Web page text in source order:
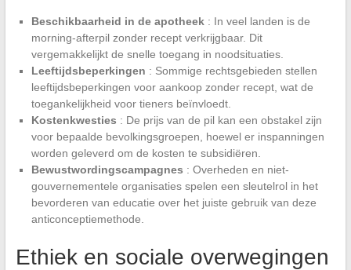
Beschikbaarheid in de apotheek : In veel landen is de
morning-afterpil zonder recept verkrijgbaar. Dit
vergemakkelijkt de snelle toegang in noodsituaties.
Leeftijdsbeperkingen : Sommige rechtsgebieden stellen
leeftijdsbeperkingen voor aankoop zonder recept, wat de
toegankelijkheid voor tieners beïnvloedt.
Kostenkwesties : De prijs van de pil kan een obstakel zijn
voor bepaalde bevolkingsgroepen, hoewel er inspanningen
worden geleverd om de kosten te subsidiëren.
Bewustwordingscampagnes : Overheden en niet-
gouvernementele organisaties spelen een sleutelrol in het
bevorderen van educatie over het juiste gebruik van deze
anticonceptiemethode.
Ethiek en sociale overwegingen